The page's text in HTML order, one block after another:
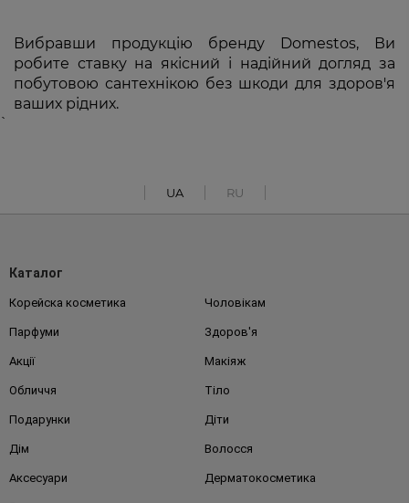
Вибравши продукцію бренду Domestos, Ви
робите ставку на якісний і надійний догляд за
побутовою сантехнікою без шкоди для здоров'я
ваших рідних.
`
UA RU
Каталог
Корейска косметика Чоловікам
Парфуми Здоров'я
Акції Макіяж
Обличчя Тіло
Подарунки Діти
Дім Волосся
Аксесуари Дерматокосметика